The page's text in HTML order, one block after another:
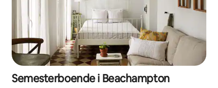
Semesterboende i Beachampton